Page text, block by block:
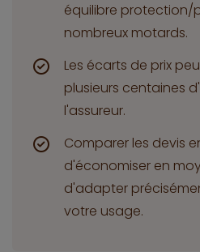
équilibre protection/
nombreux motards.
Les écarts de prix
plusieurs centaines
l'assureur.
Comparer les devis
d'économiser en
d'adapter
votre usage.